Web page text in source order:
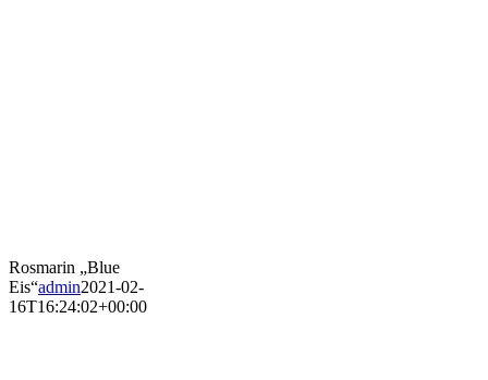
Rosmarin „Blue
Eis“admin2021-02-
16T16:24:02+00:00